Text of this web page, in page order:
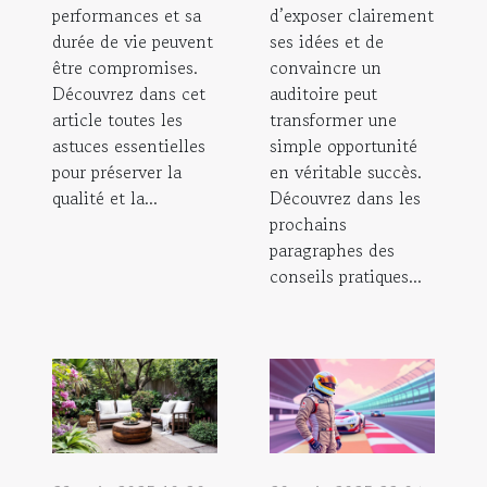
performances et sa
durée de vie peuvent
être compromises.
Découvrez dans cet
article toutes les
astuces essentielles
pour préserver la
qualité et la...
d’exposer clairement
ses idées et de
convaincre un
auditoire peut
transformer une
simple opportunité
en véritable succès.
Découvrez dans les
prochains
paragraphes des
conseils pratiques...